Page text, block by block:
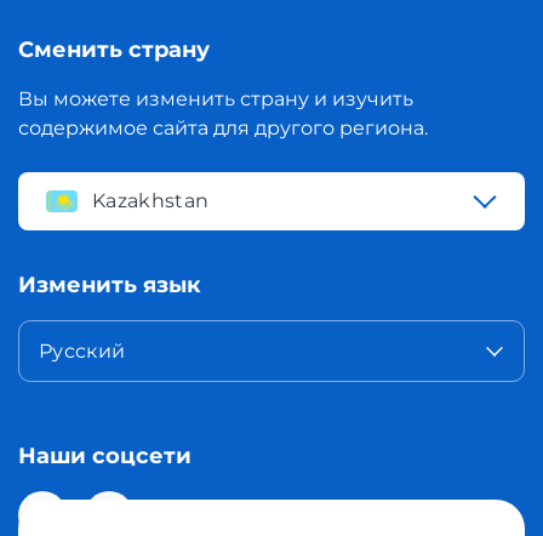
Сменить страну
Вы можете изменить страну и изучить
содержимое сайта для другого региона.
Kazakhstan
Изменить язык
Русский
Наши соцсети